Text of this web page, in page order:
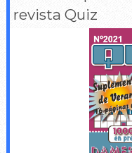
revista Quiz